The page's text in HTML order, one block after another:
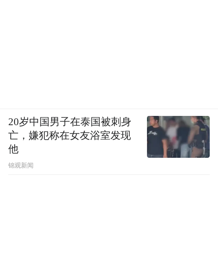
20岁中国男子在泰国被刺身
亡，嫌犯称在女友浴室发现
他
锦观新闻